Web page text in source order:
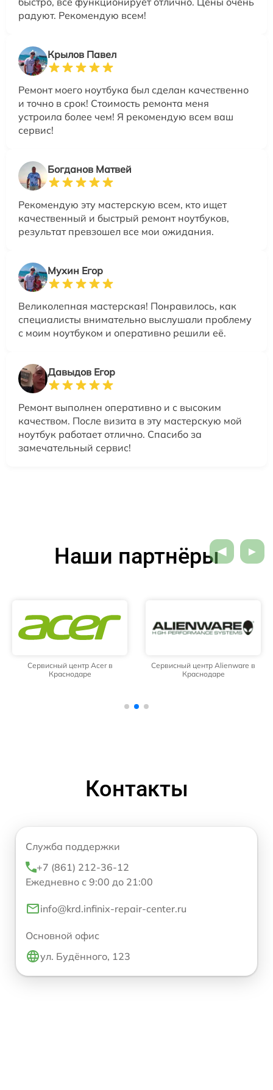
радуют. Рекомендую всем!
Крылов Павел
Ремонт моего ноутбука был сделан качественно
и точно в срок! Стоимость ремонта меня
устроила более чем! Я рекомендую всем ваш
сервис!
Богданов Матвей
Рекомендую эту мастерскую всем, кто ищет
качественный и быстрый ремонт ноутбуков,
результат превзошел все мои ожидания.
Мухин Егор
Великолепная мастерская! Понравилось, как
специалисты внимательно выслушали проблему
с моим ноутбуком и оперативно решили её.
Давыдов Егор
Ремонт выполнен оперативно и с высоким
качеством. После визита в эту мастерскую мой
ноутбук работает отлично. Спасибо за
замечательный сервис!
Наши партнёры
Сервисный центр Acer в
Краснодаре
Сервисный центр Alienware в
Краснодаре
Контакты
Служба поддержки
+7 (861) 212-36-12
Ежедневно с 9:00 до 21:00
info@krd.infinix-repair-center.ru
Основной офис
ул. Будённого, 123